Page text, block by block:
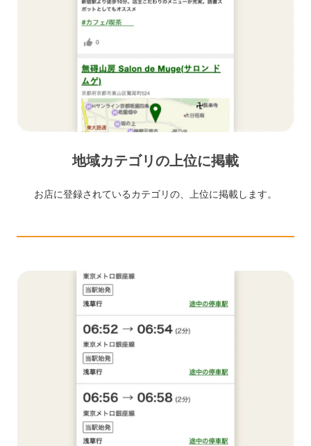
地域カテゴリの上位に掲載
お店に登録されているカテゴリの、上位に掲載します。